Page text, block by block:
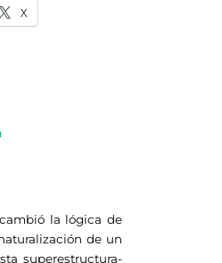
X
la lógica de
de un
superestructura-